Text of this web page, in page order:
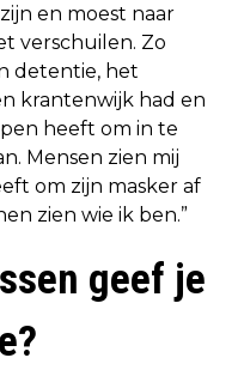
en moest naar
verschuilen. Zo
detentie, het
krantenwijk had en
heeft om in te
Mensen zien mij
om zijn masker af
zien wie ik ben.”
geef je